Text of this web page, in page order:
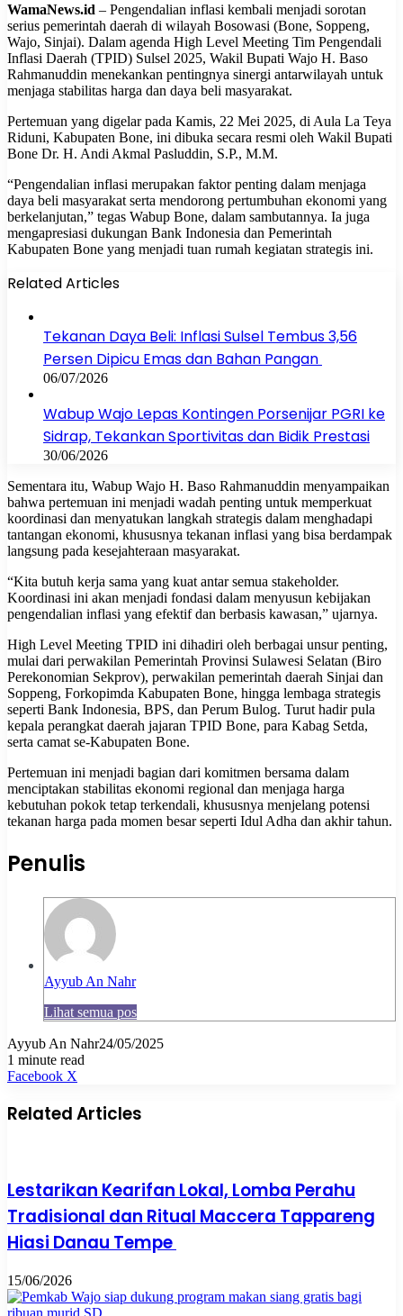
WamaNews.id – Pengendalian inflasi kembali menjadi sorotan
serius pemerintah daerah di wilayah Bosowasi (Bone, Soppeng,
Wajo, Sinjai). Dalam agenda High Level Meeting Tim Pengendali
Inflasi Daerah (TPID) Sulsel 2025, Wakil Bupati Wajo H. Baso
Rahmanuddin menekankan pentingnya sinergi antarwilayah untuk
menjaga stabilitas harga dan daya beli masyarakat.
Pertemuan yang digelar pada Kamis, 22 Mei 2025, di Aula La Teya
Riduni, Kabupaten Bone, ini dibuka secara resmi oleh Wakil Bupati
Bone Dr. H. Andi Akmal Pasluddin, S.P., M.M.
“Pengendalian inflasi merupakan faktor penting dalam menjaga
daya beli masyarakat serta mendorong pertumbuhan ekonomi yang
berkelanjutan,” tegas Wabup Bone, dalam sambutannya. Ia juga
mengapresiasi dukungan Bank Indonesia dan Pemerintah
Kabupaten Bone yang menjadi tuan rumah kegiatan strategis ini.
Related Articles
Tekanan Daya Beli: Inflasi Sulsel Tembus 3,56
Persen Dipicu Emas dan Bahan Pangan
06/07/2026
Wabup Wajo Lepas Kontingen Porsenijar PGRI ke
Sidrap, Tekankan Sportivitas dan Bidik Prestasi
30/06/2026
Sementara itu, Wabup Wajo H. Baso Rahmanuddin menyampaikan
bahwa pertemuan ini menjadi wadah penting untuk memperkuat
koordinasi dan menyatukan langkah strategis dalam menghadapi
tantangan ekonomi, khususnya tekanan inflasi yang bisa berdampak
langsung pada kesejahteraan masyarakat.
“Kita butuh kerja sama yang kuat antar semua stakeholder.
Koordinasi ini akan menjadi fondasi dalam menyusun kebijakan
pengendalian inflasi yang efektif dan berbasis kawasan,” ujarnya.
High Level Meeting TPID ini dihadiri oleh berbagai unsur penting,
mulai dari perwakilan Pemerintah Provinsi Sulawesi Selatan (Biro
Perekonomian Sekprov), perwakilan pemerintah daerah Sinjai dan
Soppeng, Forkopimda Kabupaten Bone, hingga lembaga strategis
seperti Bank Indonesia, BPS, dan Perum Bulog. Turut hadir pula
kepala perangkat daerah jajaran TPID Bone, para Kabag Setda,
serta camat se-Kabupaten Bone.
Pertemuan ini menjadi bagian dari komitmen bersama dalam
menciptakan stabilitas ekonomi regional dan menjaga harga
kebutuhan pokok tetap terkendali, khususnya menjelang potensi
tekanan harga pada momen besar seperti Idul Adha dan akhir tahun.
Penulis
Ayyub An Nahr
Lihat semua pos
Ayyub An Nahr24/05/2025
1 minute read
Facebook X
Email
Related Articles
Lestarikan Kearifan Lokal, Lomba Perahu
Tradisional dan Ritual Maccera Tappareng
Hiasi Danau Tempe
15/06/2026